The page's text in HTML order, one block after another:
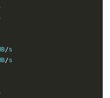
/s
/s